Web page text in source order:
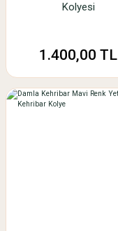
Kolyesi
1.400,00 TL